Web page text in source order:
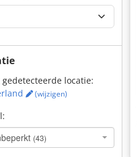
gedetecteerde locatie:
(wijzigen)
(43)